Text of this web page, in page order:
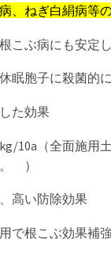
、ねぎ白絹病等
こぶ病にも安定
眠胞子に殺菌的
た効果
（全面施用土
）
高い防除効果
で根こぶ効果補強